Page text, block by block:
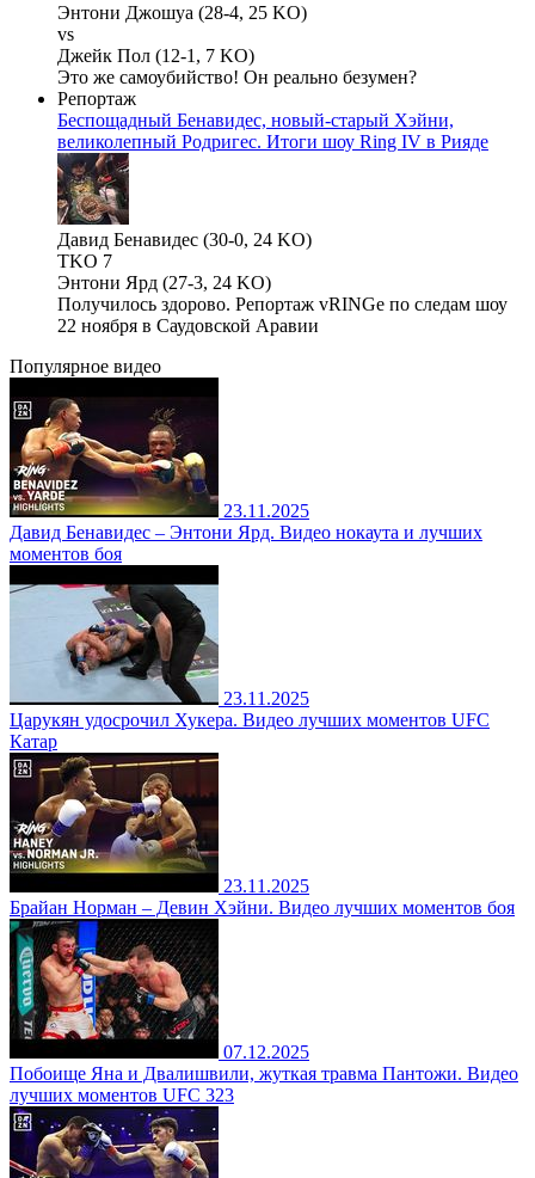
Энтони Джошуа (28-4, 25 KO)
vs
Джейк Пол (12-1, 7 KO)
Это же самоубийство! Он реально безумен?
Репортаж
Беспощадный Бенавидес, новый-старый Хэйни,
великолепный Родригес. Итоги шоу Ring IV в Рияде
Давид Бенавидес (30-0, 24 KO)
TKO 7
Энтони Ярд (27-3, 24 KO)
Получилось здорово. Репортаж vRINGe по следам шоу
22 ноября в Саудовской Аравии
Популярное видео
23.11.2025
Давид Бенавидес – Энтони Ярд. Видео нокаута и лучших
моментов боя
23.11.2025
Царукян удосрочил Хукера. Видео лучших моментов UFC
Катар
23.11.2025
Брайан Норман – Девин Хэйни. Видео лучших моментов боя
07.12.2025
Побоище Яна и Двалишвили, жуткая травма Пантожи. Видео
лучших моментов UFC 323